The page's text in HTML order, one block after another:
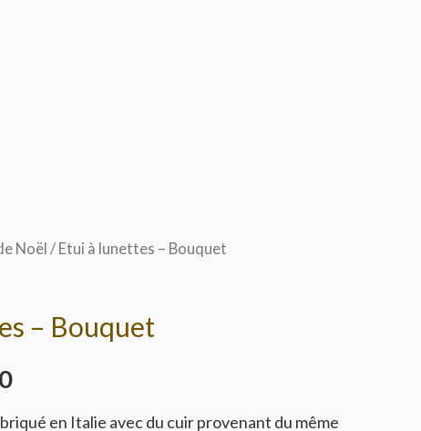
Noël / Etui à lunettes – Bouquet
– Bouquet
Le
actuel
est :
en Italie avec du cuir provenant du même